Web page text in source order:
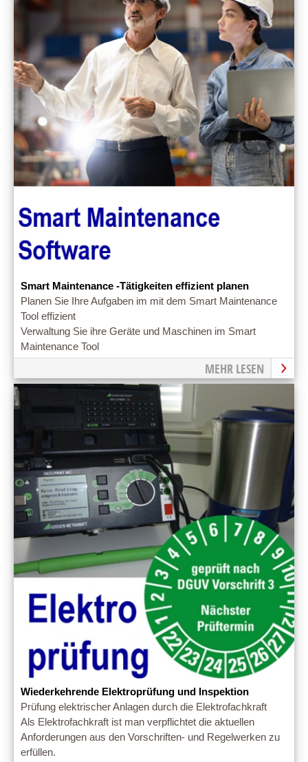
Smart Maintenance -Tätigkeiten effizient planen
Planen Sie Ihre Aufgaben im mit dem Smart Maintenance
Tool effizient
Verwaltung Sie ihre Geräte und Maschinen im Smart
Maintenance Tool
MEHR LESEN
Wiederkehrende Elektroprüfung und Inspektion
Prüfung elektrischer Anlagen durch die Elektrofachkraft
Als Elektrofachkraft ist man verpflichtet die aktuellen
Anforderungen aus den Vorschriften- und Regelwerken zu
erfüllen.